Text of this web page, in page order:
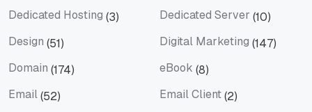
Dedicated Hosting (3) Dedicated Server (10)
Design (51) Digital Marketing (147)
Domain (174) eBook (8)
Email(52) Email Client(2)